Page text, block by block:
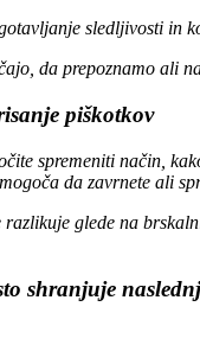
sledljivosti in
da prepoznamo ali
piškotkov
spremeniti način,
da zavrnete ali
razlikuje glede na
shranjuje